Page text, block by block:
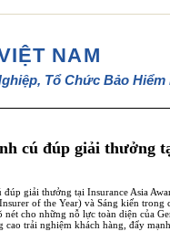
NAM
Tổ Chức Bảo
cú đúp giải thưởng
giải thưởng tại Insurance Asia
of the Year) và Sáng kiến trong
cho những nỗ lực toàn diện của
trải nghiệm khách hàng, đẩy